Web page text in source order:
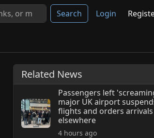
Search Login
Related News
Passengers left
major UK airport
flights and orders arrivals
elsewhere
4 hours ago